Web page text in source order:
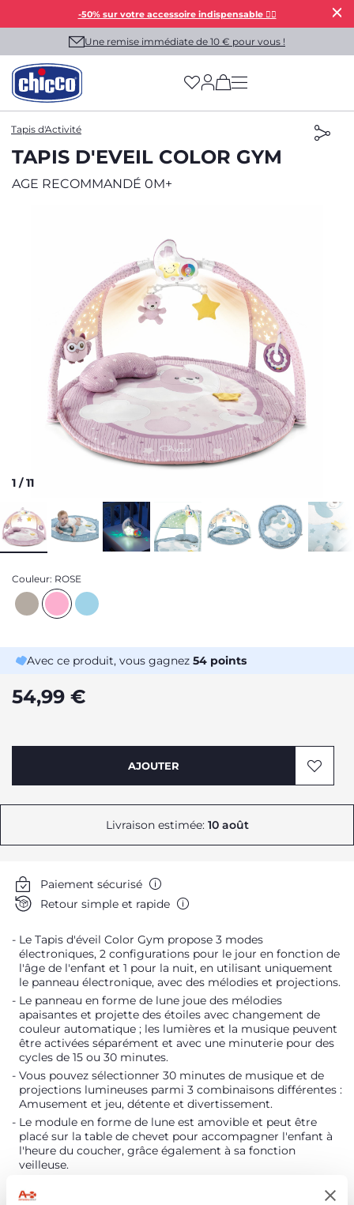
-50% sur votre accessoire indispensable 👯‍♀️
Une remise immédiate de 10 € pour vous !
(has more options
Tapis d'Activité
TAPIS D'EVEIL COLOR GYM
AGE RECOMMANDÉ 0M+
1 /11
Couleur: ROSE
Avec ce produit, vous gagnez 54 points
54,99 €
AJOUTER
Livraison estimée: 10 août
Paiement sécurisé
Retour simple et rapide
Le Tapis d'éveil Color Gym propose 3 modes
électroniques, 2 configurations pour le jour en fonction de
l'âge de l'enfant et 1 pour la nuit, en utilisant uniquement
le panneau électronique, avec des mélodies et projections.
Le panneau en forme de lune joue des mélodies
apaisantes et projette des étoiles avec changement de
couleur automatique ; les lumières et la musique peuvent
être activées séparément et avec une minuterie pour des
cycles de 15 ou 30 minutes.
Vous pouvez sélectionner 30 minutes de musique et de
projections lumineuses parmi 3 combinaisons différentes :
Amusement et jeu, détente et divertissement.
Le module en forme de lune est amovible et peut être
placé sur la table de chevet pour accompagner l'enfant à
l'heure du coucher, grâce également à sa fonction
veilleuse.
(83 cm de diamètre) et est livré avec un coussin tout doux